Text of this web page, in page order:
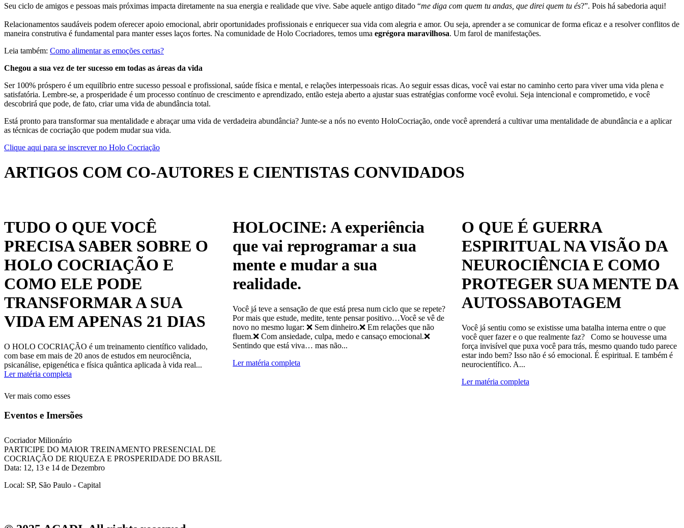
Seu ciclo de amigos e pessoas mais próximas impacta diretamente na sua energia e realidade que vive. Sabe aquele antigo ditado “me diga com quem tu andas, que direi quem tu és?”. Pois há sabedoria aqui!
Relacionamentos saudáveis podem oferecer apoio emocional, abrir oportunidades profissionais e enriquecer sua vida com alegria e amor. Ou seja, aprender a se comunicar de forma eficaz e a resolver conflitos de
maneira construtiva é fundamental para manter esses laços fortes. Na comunidade de Holo Cocriadores, temos uma egrégora maravilhosa. Um farol de manifestações.
Leia também: Como alimentar as emoções certas?
Chegou a sua vez de ter sucesso em todas as áreas da vida
Ser 100% próspero é um equilíbrio entre sucesso pessoal e profissional, saúde física e mental, e relações interpessoais ricas. Ao seguir essas dicas, você vai estar no caminho certo para viver uma vida plena e
satisfatória. Lembre-se, a prosperidade é um processo contínuo de crescimento e aprendizado, então esteja aberto a ajustar suas estratégias conforme você evolui. Seja intencional e comprometido, e você
descobrirá que pode, de fato, criar uma vida de abundância total.
Está pronto para transformar sua mentalidade e abraçar uma vida de verdadeira abundância? Junte-se a nós no evento HoloCocriação, onde você aprenderá a cultivar uma mentalidade de abundância e a aplicar
as técnicas de cocriação que podem mudar sua vida.
Clique aqui para se inscrever no Holo Cocriação
ARTIGOS COM CO-AUTORES E CIENTISTAS CONVIDADOS
TUDO O QUE VOCÊ
PRECISA SABER SOBRE O
HOLO COCRIAÇÃO E
COMO ELE PODE
TRANSFORMAR A SUA
VIDA EM APENAS 21 DIAS
O HOLO COCRIAÇÃO é um treinamento científico validado,
com base em mais de 20 anos de estudos em neurociência,
psicanálise, epigenética e física quântica aplicada à vida real...
Ler matéria completa
HOLOCINE: A experiência
que vai reprogramar a sua
mente e mudar a sua
realidade.
Você já teve a sensação de que está presa num ciclo que se repete?
Por mais que estude, medite, tente pensar positivo…Você se vê de
novo no mesmo lugar: ❌ Sem dinheiro.❌ Em relações que não
fluem.❌ Com ansiedade, culpa, medo e cansaço emocional.❌
Sentindo que está viva… mas não...
Ler matéria completa
O QUE É GUERRA
ESPIRITUAL NA VISÃO DA
NEUROCIÊNCIA E COMO
PROTEGER SUA MENTE DA
AUTOSSABOTAGEM
Você já sentiu como se existisse uma batalha interna entre o que
você quer fazer e o que realmente faz? Como se houvesse uma
força invisível que puxa você para trás, mesmo quando tudo parece
estar indo bem? Isso não é só emocional. É espiritual. E também é
neurocientífico. A...
Ler matéria completa
Ver mais como esses
Eventos e Imersões
Cocriador Milionário
PARTICIPE DO MAIOR TREINAMENTO PRESENCIAL DE
COCRIAÇÃO DE RIQUEZA E PROSPERIDADE DO BRASIL
Data: 12, 13 e 14 de Dezembro
Local: SP, São Paulo - Capital